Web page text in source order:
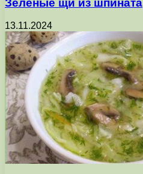
13.11.2024